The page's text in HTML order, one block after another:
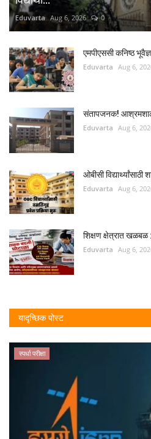
Eduvarta Aug 6, 2026 0
एमपीएससी कनिष्ठ
Eduvarta Aug 6,
संतापजनक! आश्रमशाळा
Eduvarta Aug 6,
ओबीसी
Eduvarta Aug 6,
शिक्षण क्षेत्रात
Eduvarta Aug 6,
यादृच्छिक पोस्ट
स्पर्धा परीक्षा